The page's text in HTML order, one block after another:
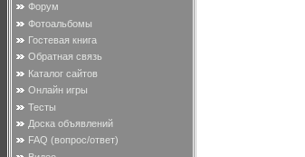
Форум
Фотоальбомы
Гостевая книга
Обратная связь
Каталог сайтов
Онлайн игры
Тесты
Доска объявлений
FAQ (вопрос/ответ)